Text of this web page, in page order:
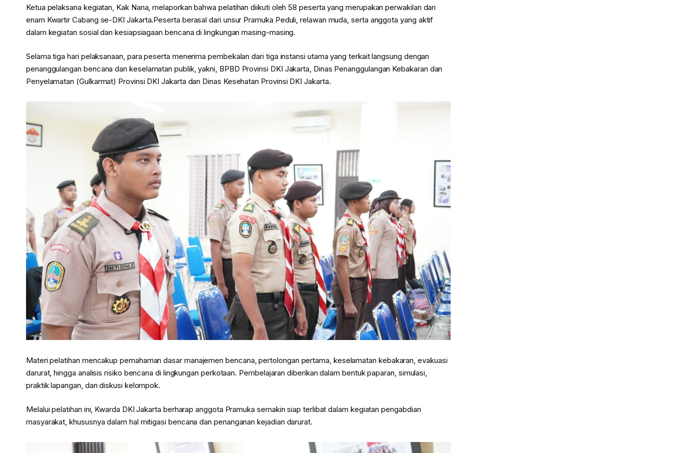
Ketua pelaksana kegiatan, Kak Nana, melaporkan bahwa pelatihan diikuti oleh 58 peserta yang merupakan perwakilan dari
enam Kwartir Cabang se-DKI Jakarta.Peserta berasal dari unsur Pramuka Peduli, relawan muda, serta anggota yang aktif
dalam kegiatan sosial dan kesiapsiagaan bencana di lingkungan masing-masing.
Selama tiga hari pelaksanaan, para peserta menerima pembekalan dari tiga instansi utama yang terkait langsung dengan
penanggulangan bencana dan keselamatan publik, yakni, BPBD Provinsi DKI Jakarta, Dinas Penanggulangan Kebakaran dan
Penyelamatan (Gulkarmat) Provinsi DKI Jakarta dan Dinas Kesehatan Provinsi DKI Jakarta.
Materi pelatihan mencakup pemahaman dasar manajemen bencana, pertolongan pertama, keselamatan kebakaran, evakuasi
darurat, hingga analisis risiko bencana di lingkungan perkotaan. Pembelajaran diberikan dalam bentuk paparan, simulasi,
praktik lapangan, dan diskusi kelompok.
Melalui pelatihan ini, Kwarda DKI Jakarta berharap anggota Pramuka semakin siap terlibat dalam kegiatan pengabdian
masyarakat, khususnya dalam hal mitigasi bencana dan penanganan kejadian darurat.